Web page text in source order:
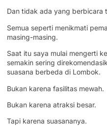
Dan tidak ada yang berbicara
Semua seperti menikmati
masing-masing.
Saat itu saya mulai mengerti
semakin sering
suasana berbeda di Lombok.
Bukan karena fasilitas mewah.
Bukan karena atraksi besar.
Tapi karena suasananya.